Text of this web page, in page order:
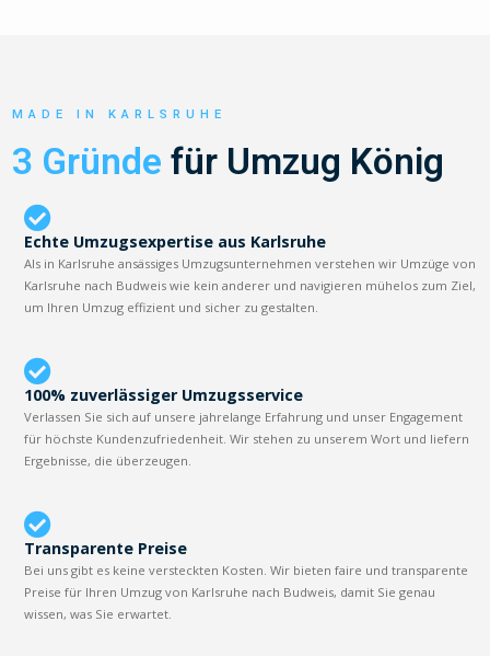
MADE IN KARLSRUHE
3 Gründe für Umzug König
Echte Umzugsexpertise aus Karlsruhe
Als in Karlsruhe ansässiges Umzugsunternehmen verstehen wir Umzüge von
Karlsruhe nach Budweis wie kein anderer und navigieren mühelos zum Ziel,
um Ihren Umzug effizient und sicher zu gestalten.
100% zuverlässiger Umzugsservice
Verlassen Sie sich auf unsere jahrelange Erfahrung und unser Engagement
für höchste Kundenzufriedenheit. Wir stehen zu unserem Wort und liefern
Ergebnisse, die überzeugen.
Transparente Preise
Bei uns gibt es keine versteckten Kosten. Wir bieten faire und transparente
Preise für Ihren Umzug von Karlsruhe nach Budweis, damit Sie genau
wissen, was Sie erwartet.